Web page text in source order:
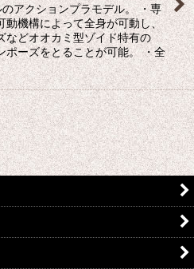
アクションプラモデル。 ・専
動機構によって全身が可動し、
などオオカミ型ゾイド特有の
ポーズをとることが可能。 ・全